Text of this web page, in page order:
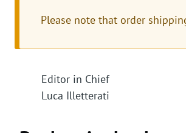
r
n
i
n
Please note that order
Editor in Chief
Luca Illetterati